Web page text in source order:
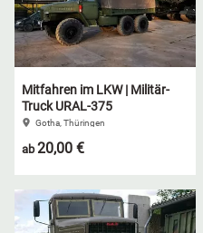
Mitfahren im LKW | Militär-
Truck URAL-375
Gotha, Thüringen
ab20,00 €